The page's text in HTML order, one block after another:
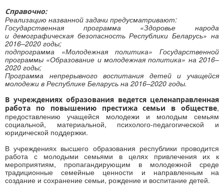
Справочно:
Реализацию названной задачи предусматривают:
Государственная программа «Здоровье народа
и демографическая безопасность Республики Беларусь» на
2016–2020 годы;
подпрограмма «Молодежная политика» Государственной
программы «Образование и молодежная политика» на 2016–
2020 годы;
Программа непрерывного воспитания детей и учащейся
молодежи в Республике Беларусь на 2016–2020 годы.
В учреждениях образования ведется целенаправленная
работа по повышению престижа семьи в обществе,
предоставлению учащейся молодежи и молодым семьям
социальной, материальной, психолого-педагогической и
юридической поддержки.
В учреждениях высшего образования республики проводится
работа с молодыми семьями в целях привлечения их к
мероприятиям, пропагандирующим в молодежной среде
традиционные семейные ценности и направленным на
создание и сохранение семьи, рождение и воспитание детей.